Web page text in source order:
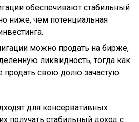
обеспечивают стабильный
ниже, чем потенциальная
можно продать на бирже,
ликвидность, тогда как
продать свою долю зачастую
для консервативных
получать стабильный доход с